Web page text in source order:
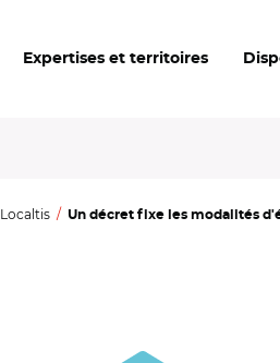
Expertises et territoires
Localtis Un décret fixe les modalités